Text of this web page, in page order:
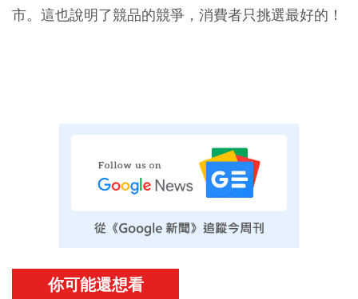
市。這也說明了競品的競爭，消費者只挑選最好的！